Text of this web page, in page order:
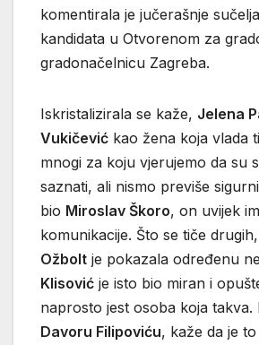
komentirala je jučerašnje
kandidata u Otvorenom za
gradonačelnicu Zagreba.
Iskristalizirala se kaže, Jelena
Vukičević kao žena koja vlada
mnogi za koju vjerujemo da su
saznati, ali nismo previše
bio Miroslav Škoro, on uvijek
komunikacije. Što se tiče drugih,
Ožbolt je pokazala određenu
Klisović je isto bio miran i
naprosto jest osoba koja takva.
Davoru Filipoviću, kaže da je